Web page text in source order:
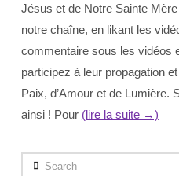
Jésus et de Notre Sainte
notre chaîne, en likant les
commentaire sous les vidéos
participez à leur propagation
Paix, d’Amour et de Lumière.
ainsi ! Pour (lire la suite →)